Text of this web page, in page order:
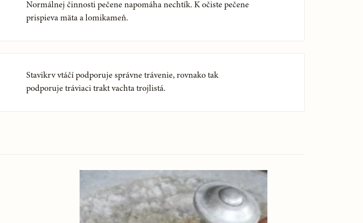
Normálnej činnosti pečene napomáha nechtík. K očiste pečene
prispieva mäta a lomikameň.
Stavikrv vtáčí podporuje správne trávenie, rovnako tak
podporuje tráviaci trakt vachta trojlistá.